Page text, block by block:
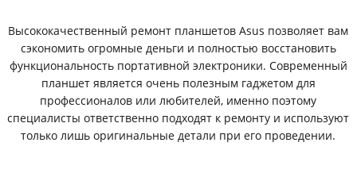
Высококачественный ремонт планшетов Asus позволяет вам
сэкономить огромные деньги и полностью восстановить
функциональность портативной электроники. Современный
планшет является очень полезным гаджетом для
профессионалов или любителей, именно поэтому
специалисты ответственно подходят к ремонту и используют
только лишь оригинальные детали при его проведении.